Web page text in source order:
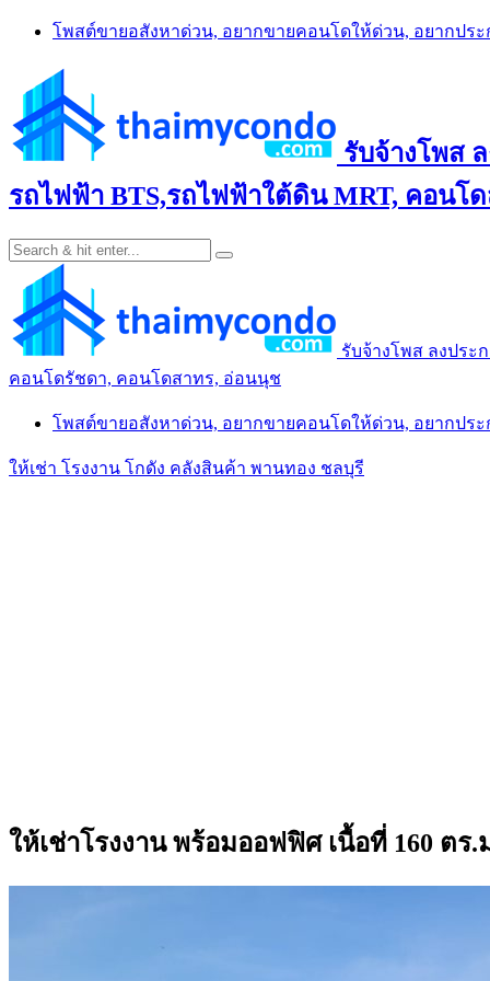
Skip
โพสต์ขายอสังหาด่วน, อยากขายคอนโดให้ด่วน, อยากปร
รับจ้างโพส
รถไฟฟ้า BTS,รถไฟฟ้าใต้ดิน MRT, คอน
รับจ้างโพส ลงประ
คอนโดรัชดา, คอนโดสาทร, อ่อนนุช
โพสต์ขายอสังหาด่วน, อยากขายคอนโดให้ด่วน, อยากปร
ให้เช่า โรงงาน โกดัง คลังสินค้า พานทอง ชลบุรี
ให้เช่าโรงงาน พร้อมออฟฟิศ เนื้อที่ 160 ต